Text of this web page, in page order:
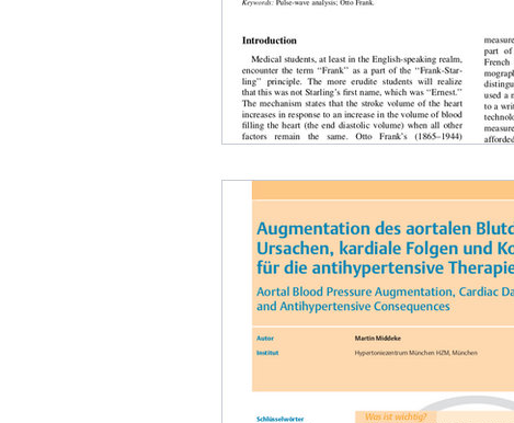
Nächtlicher Blutdruck ABDM
Nicht-medikamentöse Therapie
Diabetes